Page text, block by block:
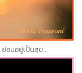
อมอยู่เป็นสุข...